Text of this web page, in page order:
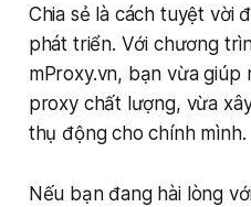
Chia sẻ là cách tuyệt vời
phát triển. Với chương
mProxy.vn, bạn vừa
proxy chất lượng, vừa
thụ động cho chính mình.
Nếu bạn đang hài lòng